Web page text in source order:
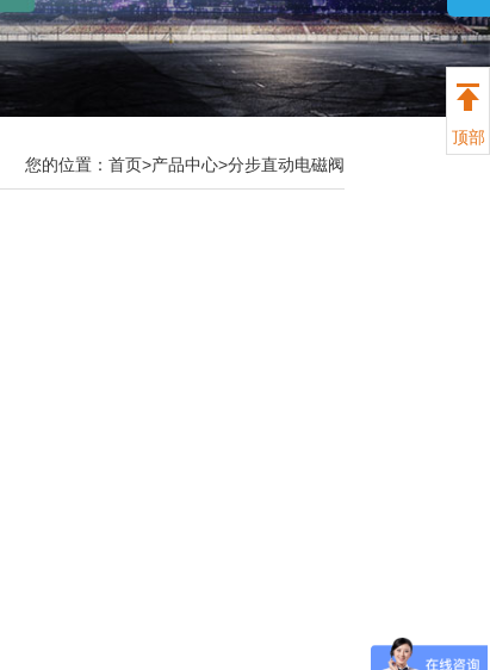
您的位置： 首页>产品中心>分步直动电磁阀
顶部